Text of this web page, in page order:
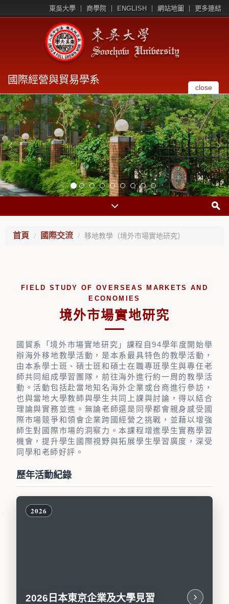
東吳大學 商學院 ENGLISH 網站地圖 更多連結
國際經營與貿易學系
close
首頁 國際交流 移地教學（境外市場實地研究）
FIELD STUDY OF OVERSEAS MARKETS AND
ECONOMIES
境外市場實地研究
國貿系「境外市場實地研究」課程自94學年度開始舉
辦海外移地教學活動，是本系最具特色的教學活動，
由本系學士班、碩士班和碩士在職專班學生與專任老
師共同組成學習團隊，前往海外進行約一周的教學活
動。活動包括赴當地知名海外企業或台商進行參訪，
也與當地大學教師與學生共同上課與討論，得以結合
理論與實務並進。無論老師還是同學都會親身感受國
際市場競爭和領會企業跨國經營之挑戰，並藉以增強
師生對國際市場的洞察力。本課程增進學生實務學習
機會，提升學生國際視野與拓展學生學習廣度，深受
同學和老師好評。
歷年活動紀錄
2026日本東京企業及大學見習